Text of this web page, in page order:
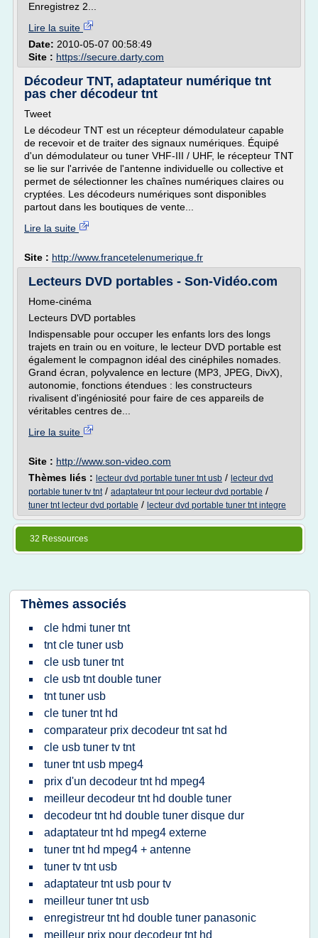
Enregistrez 2...
Lire la suite
Date: 2010-05-07 00:58:49
Site : https://secure.darty.com
Décodeur TNT, adaptateur numérique tnt
pas cher décodeur tnt
Tweet
Le décodeur TNT est un récepteur démodulateur capable
de recevoir et de traiter des signaux numériques. Équipé
d'un démodulateur ou tuner VHF-III / UHF, le récepteur TNT
se lie sur l'arrivée de l'antenne individuelle ou collective et
permet de sélectionner les chaînes numériques claires ou
cryptées. Les décodeurs numériques sont disponibles
partout dans les boutiques de vente...
Lire la suite
Site : http://www.francetelenumerique.fr
Lecteurs DVD portables - Son-Vidéo.com
Home-cinéma
Lecteurs DVD portables
Indispensable pour occuper les enfants lors des longs
trajets en train ou en voiture, le lecteur DVD portable est
également le compagnon idéal des cinéphiles nomades.
Grand écran, polyvalence en lecture (MP3, JPEG, DivX),
autonomie, fonctions étendues : les constructeurs
rivalisent d'ingéniosité pour faire de ces appareils de
véritables centres de...
Lire la suite
Site : http://www.son-video.com
Thèmes liés : lecteur dvd portable tuner tnt usb / lecteur dvd
portable tuner tv tnt/ adaptateur tnt pour lecteur dvd portable /
tuner tnt lecteur dvd portable / lecteur dvd portable tuner tnt integre
32 Ressources
Thèmes associés
cle hdmi tuner tnt
tnt cle tuner usb
cle usb tuner tnt
cle usb tnt double tuner
tnt tuner usb
cle tuner tnt hd
comparateur prix decodeur tnt sat hd
cle usb tuner tv tnt
tuner tnt usb mpeg4
prix d'un decodeur tnt hd mpeg4
meilleur decodeur tnt hd double tuner
decodeur tnt hd double tuner disque dur
adaptateur tnt hd mpeg4 externe
tuner tnt hd mpeg4 + antenne
tuner tv tnt usb
adaptateur tnt usb pour tv
meilleur tuner tnt usb
enregistreur tnt hd double tuner panasonic
meilleur prix pour decodeur tnt hd